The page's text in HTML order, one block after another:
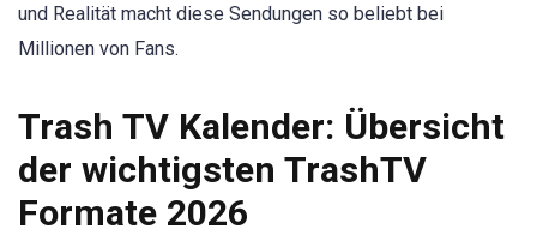
und Realität macht diese Sendungen so beliebt bei
Millionen von Fans.
Trash TV Kalender: Übersicht
der wichtigsten TrashTV
Formate 2026